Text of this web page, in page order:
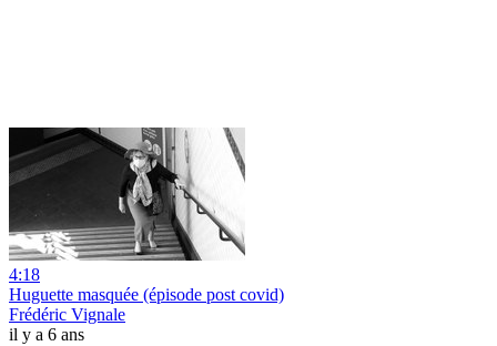
4:18
Huguette masquée (épisode post covid)
Frédéric Vignale
il y a 6 ans